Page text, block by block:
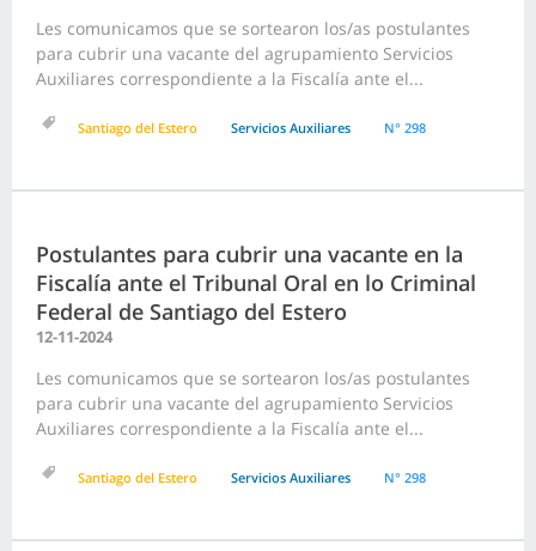
Les comunicamos que se sortearon los/as postulantes
para cubrir una vacante del agrupamiento Servicios
Auxiliares correspondiente a la Fiscalía ante el...
Santiago del Estero Servicios Auxiliares N° 298
Postulantes para cubrir una vacante en la
Fiscalía ante el Tribunal Oral en lo Criminal
Federal de Santiago del Estero
12-11-2024
Les comunicamos que se sortearon los/as postulantes
para cubrir una vacante del agrupamiento Servicios
Auxiliares correspondiente a la Fiscalía ante el...
Santiago del Estero Servicios Auxiliares N° 298